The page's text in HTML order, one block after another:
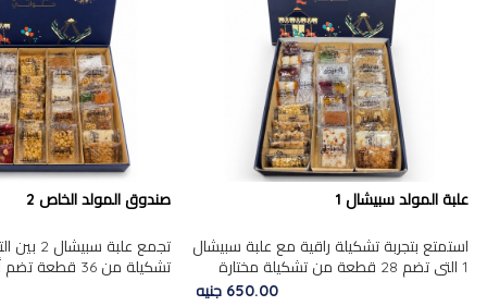
علبة المولد سبيشال 1
استمتع بتجربة تشكيلة راقية مع علبة سبيشال
1 التي تضم 28 قطعة من تشكيلة مختارة
بعناية من أفخر حلويات المولد المصرية
650.00 جنيه
صندوق المولد الخاص 2
تجمع علبة
المولد الشرقية. تحتوي